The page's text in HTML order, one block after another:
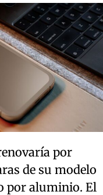
por
de su modelo
por aluminio. El